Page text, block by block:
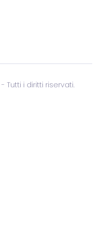
Tutti i diritti riservati.